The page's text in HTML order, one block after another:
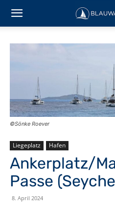
©Sönke Roever
Liegeplatz Hafen
Ankerplatz/
Passe
8. April 2024